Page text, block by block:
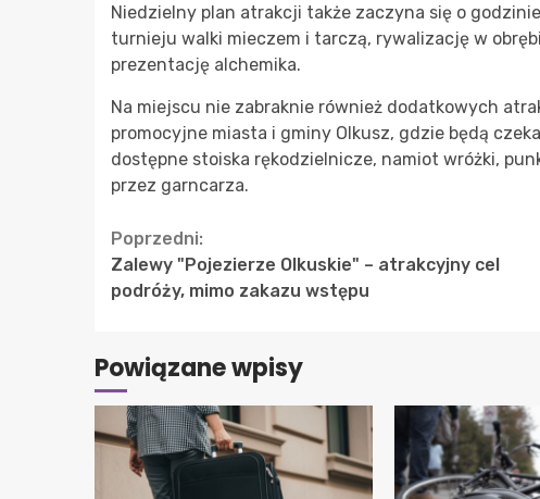
Niedzielny plan atrakcji także zaczyna się o
turnieju walki mieczem i tarczą, rywalizację w
prezentację alchemika.
Na miejscu nie zabraknie również dodatkowych
promocyjne miasta i gminy Olkusz, gdzie będą
dostępne stoiska rękodzielnicze, namiot wróżki,
przez garncarza.
Continue
Reading
Poprzedni:
Zalewy "Pojezierze Olkuskie" – atrakcyjny cel
podróży, mimo zakazu wstępu
Powiązane wpisy